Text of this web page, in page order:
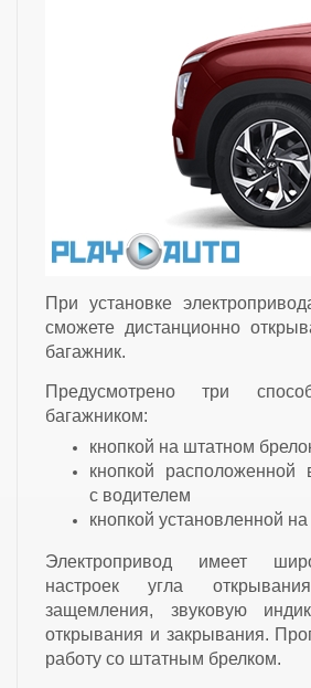
При установке
сможете дистанционно
багажник.
Предусмотрено три
багажником:
кнопкой на штатном
кнопкой
с водителем
кнопкой установленной
Электропривод имеет
настроек угла
защемления, звуковую
открывания и закрывания.
работу со штатным брелком.